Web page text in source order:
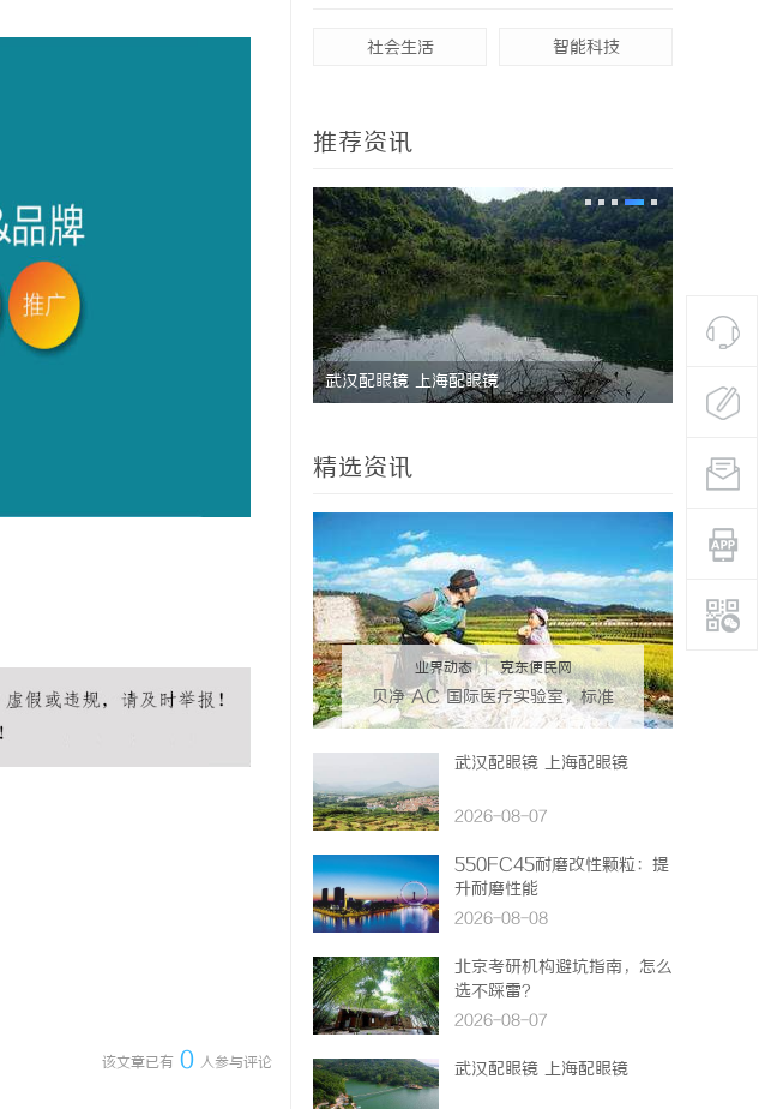
该文章已有 0 人参与评论
社会生活 智能科技
推荐资讯
武汉配眼镜 上海配眼镜 2026年新
主流平台
精选资讯
业界动态 | 克东便民网
贝净 AC 国际医疗实验室，标准
化研发体系全解析
武汉配眼镜 上海配眼镜
2026-08-07
550FC45耐磨改性颗粒：提
升耐磨性能
2026-08-08
北京考研机构避坑指南，怎么
选不踩雷？
2026-08-07
武汉配眼镜 上海配眼镜